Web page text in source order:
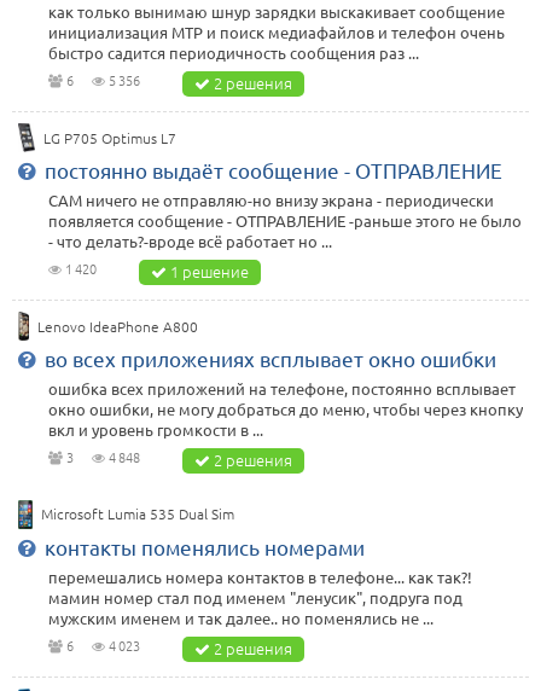
как только вынимаю шнур зарядки выскакивает сообщение
инициализация МТР и поиск медиафайлов и телефон очень
быстро садится периодичность сообщения раз ...
6 5 356 2 решения
LG P705 Optimus L7
постоянно выдаёт сообщение - ОТПРАВЛЕНИЕ
САМ ничего не отправляю-но внизу экрана - периодически
появляется сообщение - ОТПРАВЛЕНИЕ -раньше этого не было
- что делать?-вроде всё работает но ...
1 420 1 решение
Lenovo IdeaPhone A800
во всех приложениях всплывает окно ошибки
ошибка всех приложений на телефоне, постоянно всплывает
окно ошибки, не могу добраться до меню, чтобы через кнопку
вкл и уровень громкости в ...
3 4 848 2 решения
Microsoft Lumia 535 Dual Sim
контакты поменялись номерами
перемешались номера контактов в телефоне... как так?!
мамин номер стал под именем "ленусик", подруга под
мужским именем и так далее.. но поменялись не ...
6 4 023 2 решения